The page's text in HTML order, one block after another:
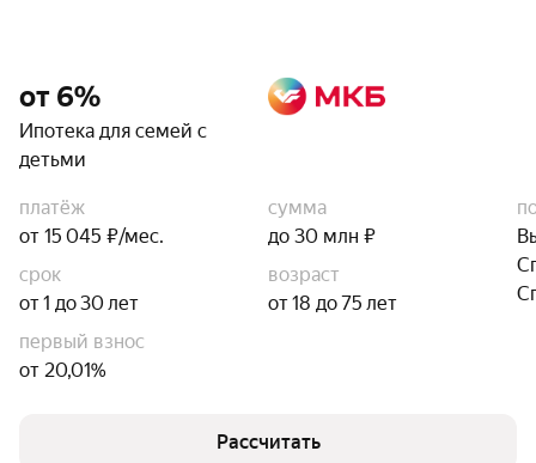
от 6%
Ипотека для семей с
детьми
платёж
от 15 045 ₽/мес.
сумма
до 30 млн ₽
срок
от 1 до 30 лет
возраст
от 18 до 75 лет
первый взнос
от 20,01%
Рассчитать